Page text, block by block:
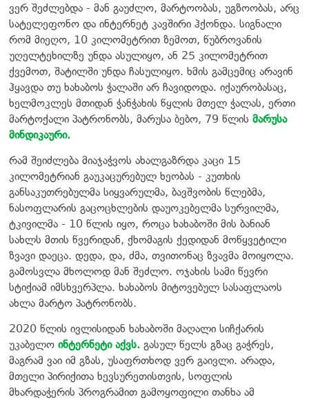
ვერ შეძლებდა - მან გაუძლო, მარტოობას, უგზოობას, არც
სატელეფონო და ინტერნეტ კავშირი ჰქონდა. სიგნალი
რომ მიეღო, 10 კილომეტრით ზემოთ, წუბროვანის
უღელტეხილზე უნდა ასულიყო, ან 25 კილომეტრით
ქვემოთ, შატილში უნდა ჩასულიყო. ხმის გამცემიც არავინ
ჰყავდა თუ ხახაბოს ჭალაში არ ჩავიდოდა. იქაურობასაც,
ხელმოკლეს მთიდან ჭანჭახის წყლის მთელ ჭალას, ერთი
მარტოქალი პატრონობს, მარუსა ბებო, 79 წლის მარუსა
მინდიკაური.
რამ შეიძლება მიაჯაჭვოს ახალგაზრდა კაცი 15
კილომეტრიან გაუკაცურებულ ხეობას - კუთხის
განსაკუთრებულმა სიყვარულმა, ბავშვობის წლებმა,
ნასოფლარის გაცოცხლების დაუოკებელმა სურვილმა,
ტკივილმა - 10 წლის იყო, როცა ხახაბოში მის ბანიან
სახლს მთის წვერიდან, ქხომაგის ქედიდან მოწყვეტილი
ზვავი დაეცა. დედა, და, ძმა, თვითონაც ზვავმა მოიყოლა.
გამოსვლა მხოლოდ მან შეძლო. ოჯახის სამი წევრი
სტიქიამ იმსხვერპლა. ხახაბოს მიტოვებულ სასაფლაოს
ახლა მარტო პატრონობს.
2020 წლის ივლისიდან ხახაბოში მაღალი სიჩქარის
უკაბელო ინტერნეტი აქვს. გასულ წელს გზაც გაჭრეს,
მაგრამ ვაი იმ გზას, უსაფრთხოდ ვერ გაივლი. არადა,
მთელი პირიქითა ხევსურეთისთვის, სოფლის
მხარდაჭერის პროგრამით გამოყოფილი თანხა ამ